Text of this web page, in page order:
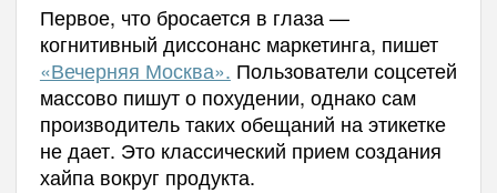
Первое, что бросается в глаза —
когнитивный диссонанс маркетинга, пишет
«Вечерняя Москва». Пользователи соцсетей
массово пишут о похудении, однако сам
производитель таких обещаний на этикетке
не дает. Это классический прием создания
хайпа вокруг продукта.